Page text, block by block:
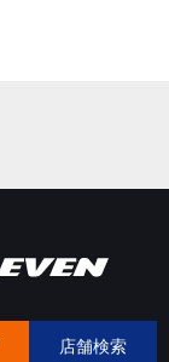
店舗検索